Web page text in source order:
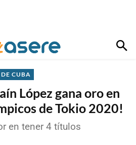
CUBA
López gana oro en
de Tokio 2020!
en tener 4 títulos